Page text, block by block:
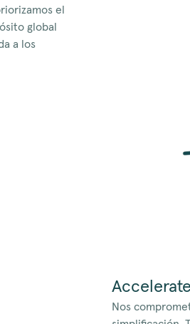
el
global
a los
Accelerate
Nos